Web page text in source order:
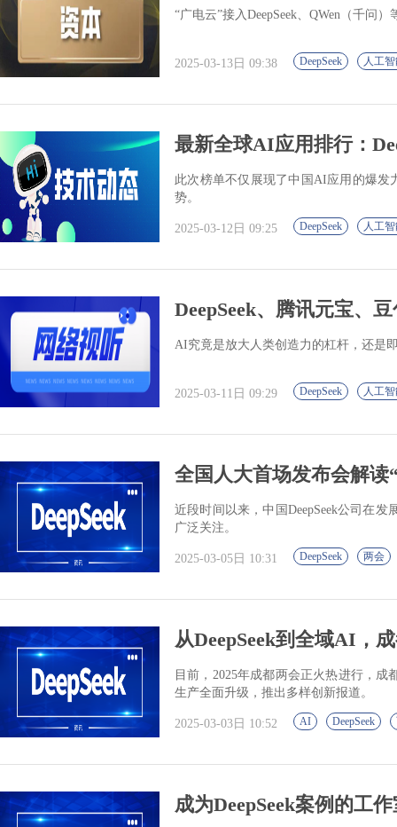
“广电云”接入DeepSeek、QWen（千问
2025-03-13日 09:38 DeepSeek 人工
最新全球AI应用排行：
此次榜单不仅展现了中国AI应用的爆发
势。
2025-03-12日 09:25 DeepSeek 人工
DeepSeek、腾讯元宝、
AI究竟是放大人类创造力的杠杆，还是
2025-03-11日 09:29 DeepSeek 人工
全国人大首场发布会解读
近段时间以来，中国DeepSeek公司在
广泛关注。
2025-03-05日 10:31 DeepSeek 两会
从DeepSeek到全域AI，
目前，2025年成都两会正火热进行，
生产全面升级，推出多样创新报道。
2025-03-03日 10:52 AI DeepSeek
成为DeepSeek案例的工